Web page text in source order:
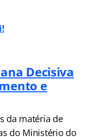
Decisiva
e
da matéria de
do Ministério do